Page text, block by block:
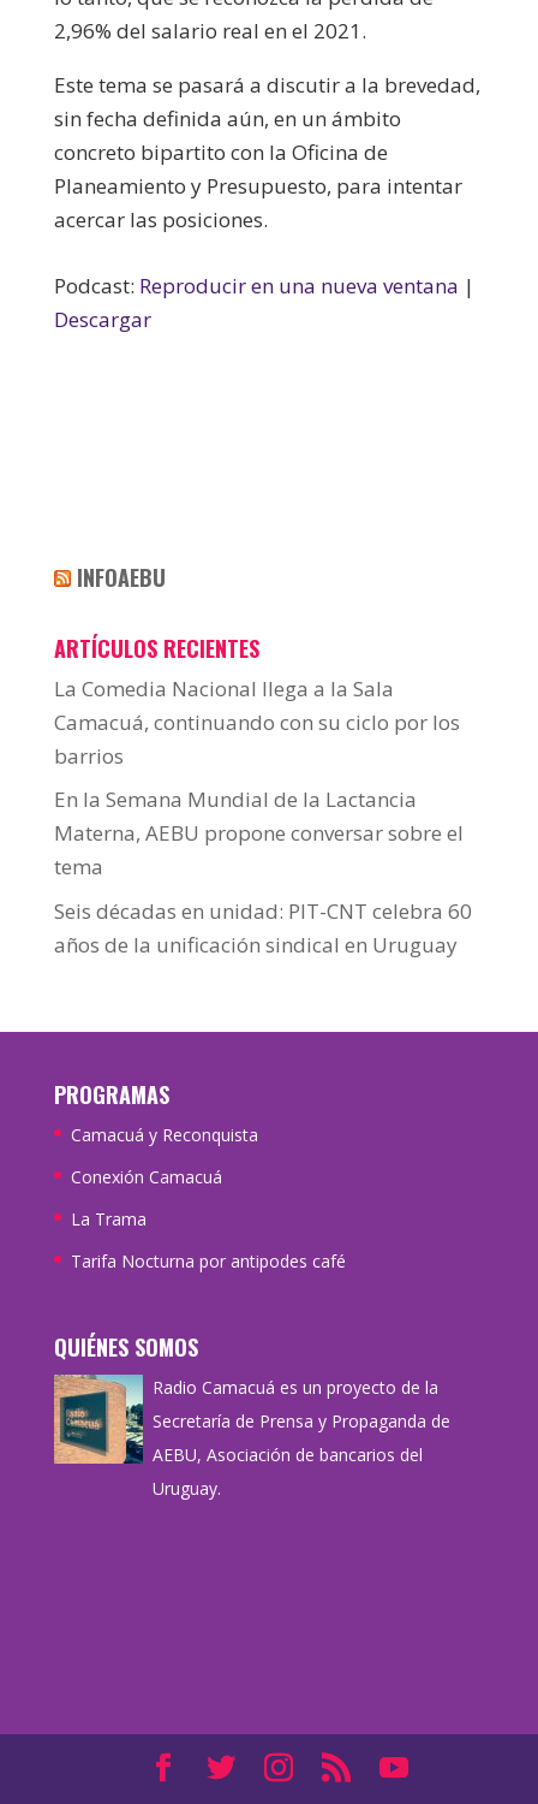
2,96% del salario real en el 2021.
Este tema se pasará a discutir a la brevedad,
sin fecha definida aún, en un ámbito
concreto bipartito con la Oficina de
Planeamiento y Presupuesto, para intentar
acercar las posiciones.
Podcast: Reproducir en una nueva ventana |
Descargar
INFOAEBU
ARTÍCULOS RECIENTES
La Comedia Nacional llega a la Sala
Camacuá, continuando con su ciclo por los
barrios
En la Semana Mundial de la Lactancia
Materna, AEBU propone conversar sobre el
tema
Seis décadas en unidad: PIT-CNT celebra 60
años de la unificación sindical en Uruguay
PROGRAMAS
Camacuá y Reconquista
Conexión Camacuá
La Trama
Tarifa Nocturna por antipodes café
QUIÉNES SOMOS
Radio Camacuá es un proyecto de la
Secretaría de Prensa y Propaganda de
AEBU, Asociación de bancarios del
Uruguay.